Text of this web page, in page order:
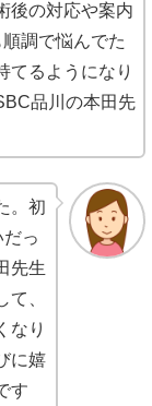
後の対応や案内
調で悩んでた
てるようになり
品川の本田先
。初
っ
先生
、
なり
に嬉
す